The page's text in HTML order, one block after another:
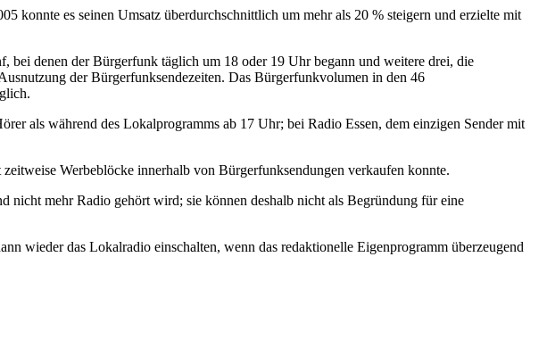
konnte es seinen Umsatz überdurchschnittlich um mehr als 20 % steigern und erzielte mit
denen der Bürgerfunk täglich um 18 oder 19 Uhr begann und weitere drei, die
der Bürgerfunksendezeiten. Das Bürgerfunkvolumen in den 46
als während des Lokalprogramms ab 17 Uhr; bei Radio Essen, dem einzigen Sender mit
Werbeblöcke innerhalb von Bürgerfunksendungen verkaufen konnte.
nicht mehr Radio gehört wird; sie können deshalb nicht als Begründung für eine
wieder das Lokalradio einschalten, wenn das redaktionelle Eigenprogramm überzeugend